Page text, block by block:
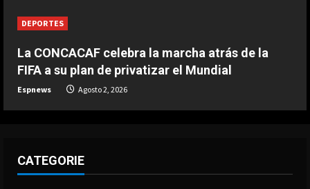
antes de firmar con Colo Colo
Agosto 2, 2026
DEPORTES
La CONCACAF celebra la marcha atrás de la
FIFA a su plan de privatizar el Mundial
Espnews Agosto 2, 2026
CATEGORIE